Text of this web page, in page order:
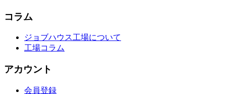
コラム
ジョブハウス工場について
工場コラム
アカウント
会員登録